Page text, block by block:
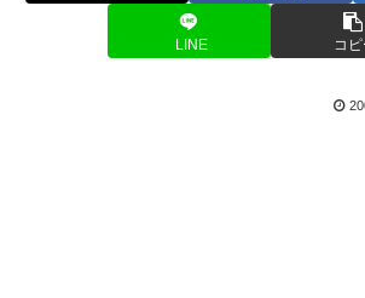
LINE コピ